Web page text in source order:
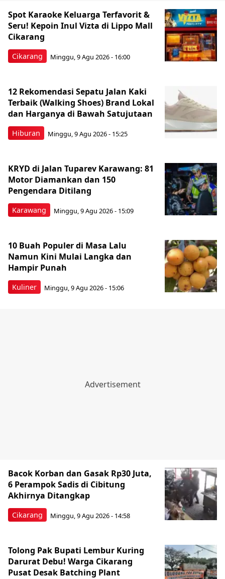
Cikarang
Spot Karaoke Keluarga Terfavorit &
Seru! Kepoin Inul Vizta di Lippo Mall
Cikarang
Minggu, 9 Agu 2026 - 16:00
Hiburan
12 Rekomendasi Sepatu Jalan Kaki
Terbaik (Walking Shoes) Brand Lokal
dan Harganya di Bawah Satujutaan
Minggu, 9 Agu 2026 - 15:25
Karawang
KRYD di Jalan Tuparev Karawang: 81
Motor Diamankan dan 150
Pengendara Ditilang
Minggu, 9 Agu 2026 - 15:09
Kuliner
10 Buah Populer di Masa Lalu
Namun Kini Mulai Langka dan
Hampir Punah
Minggu, 9 Agu 2026 - 15:06
Cikarang
Bacok Korban dan Gasak Rp30 Juta,
6 Perampok Sadis di Cibitung
Akhirnya Ditangkap
Minggu, 9 Agu 2026 - 14:58
Tolong Pak Bupati Lembur Kuring
Darurat Debu! Warga Cikarang
Pusat Desak Batching Plant